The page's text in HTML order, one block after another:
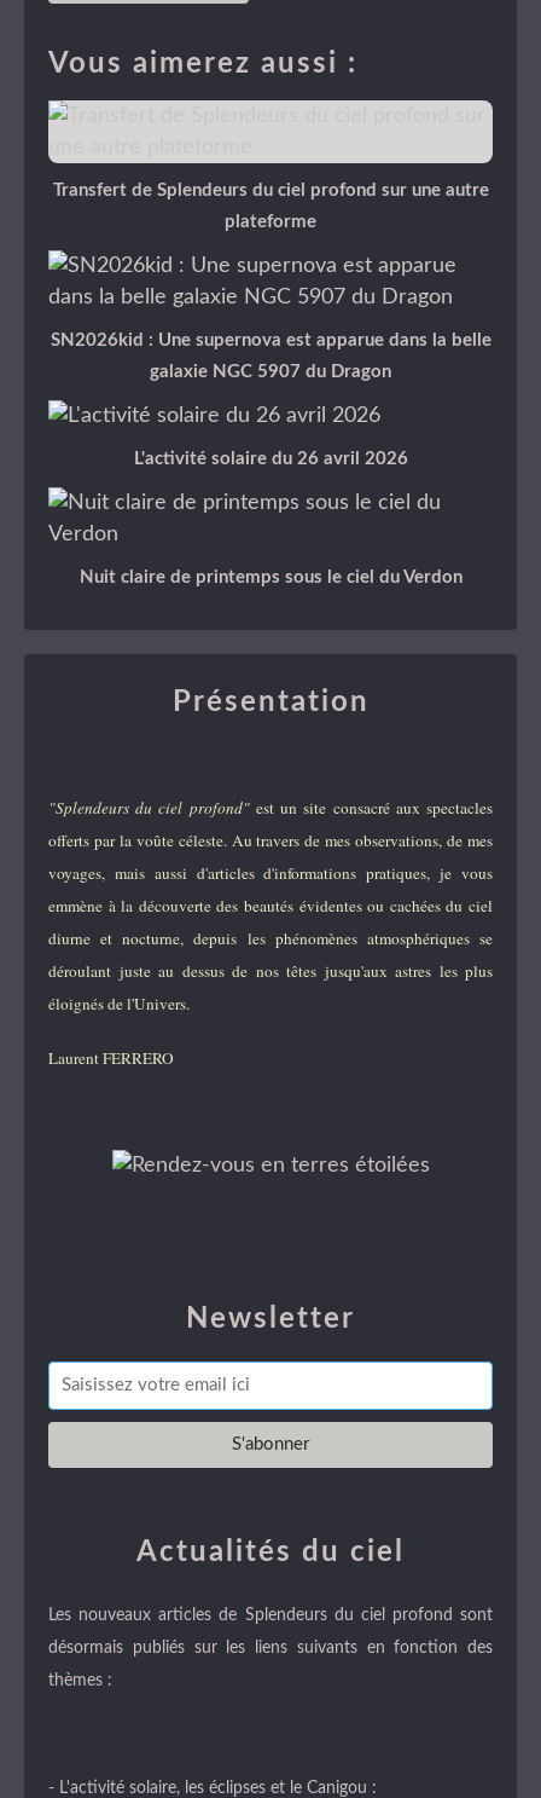
Vous aimerez aussi :
Transfert de Splendeurs du ciel profond sur une autre
plateforme
SN2026kid : Une supernova est apparue dans la belle
galaxie NGC 5907 du Dragon
L'activité solaire du 26 avril 2026
Nuit claire de printemps sous le ciel du Verdon
Newsletter
Présentation
"Splendeurs du ciel profond"est un site consacré aux spectacles
offerts par la voûte céleste. Au travers de mes observations, de mes
voyages, mais aussi d'articles d'informations pratiques, je vous
emmène à la découverte des beautés évidentes ou cachées du ciel
diurne et nocturne, depuis les phénomènes atmosphériques se
déroulant juste au dessus de nos têtes jusqu'aux astres les plus
éloignés de l'Univers.
Laurent FERRERO
Actualités du ciel
Les nouveaux articles de Splendeurs du ciel profond sont
désormais publiés sur les liens suivants en fonction des
thèmes :
- L'activité solaire, les éclipses et le Canigou :